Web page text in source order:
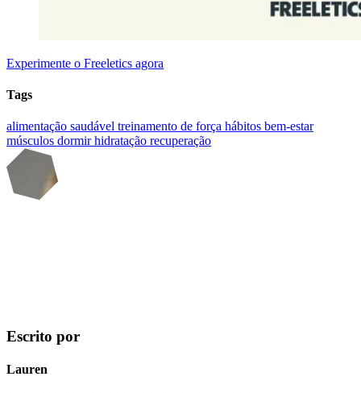
Experimente o Freeletics agora
Tags
alimentação saudável treinamento de força hábitos bem-estar
músculos dormirhidratação recuperação
Escrito por
Lauren